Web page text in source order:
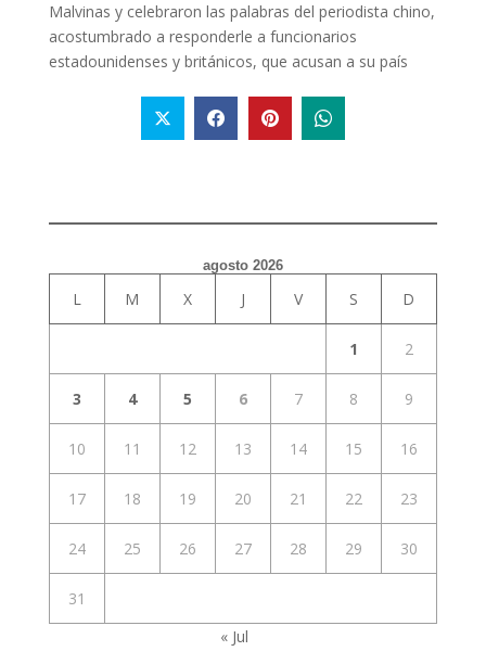
Malvinas y celebraron las palabras del periodista chino,
acostumbrado a responderle a funcionarios
estadounidenses y británicos, que acusan a su país
agosto 2026
L M X J V S D
1 2
3 4 5 6 7 8 9
10 11 12 13 14 15 16
17 18 19 20 21 22 23
24 25 26 27 28 29 30
31
« Jul